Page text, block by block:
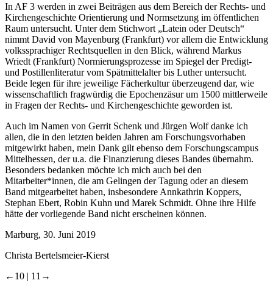
In AF 3 werden in zwei Beiträgen aus dem Bereich der Rechts- und
Kirchengeschichte Orientierung und Normsetzung im öffentlichen
Raum untersucht. Unter dem Stichwort „Latein oder Deutsch“
nimmt David von Mayenburg (Frankfurt) vor allem die Entwicklung
volkssprachiger Rechtsquellen in den Blick, während Markus
Wriedt (Frankfurt) Normierungsprozesse im Spiegel der Predigt-
und Postillenliteratur vom Spätmittelalter bis Luther untersucht.
Beide legen für ihre jeweilige Fächerkultur überzeugend dar, wie
wissenschaftlich fragwürdig die Epochenzäsur um 1500 mittlerweile
in Fragen der Rechts- und Kirchengeschichte geworden ist.
Auch im Namen von Gerrit Schenk und Jürgen Wolf danke ich
allen, die in den letzten beiden Jahren am Forschungsvorhaben
mitgewirkt haben, mein Dank gilt ebenso dem Forschungscampus
Mittelhessen, der u.a. die Finanzierung dieses Bandes übernahm.
Besonders bedanken möchte ich mich auch bei den
Mitarbeiter*innen, die am Gelingen der Tagung oder an diesem
Band mitgearbeitet haben, insbesondere Annkathrin Koppers,
Stephan Ebert, Robin Kuhn und Marek Schmidt. Ohne ihre Hilfe
hätte der vorliegende Band nicht erscheinen können.
Marburg, 30. Juni 2019
Christa Bertelsmeier-Kierst
←10 | 11→